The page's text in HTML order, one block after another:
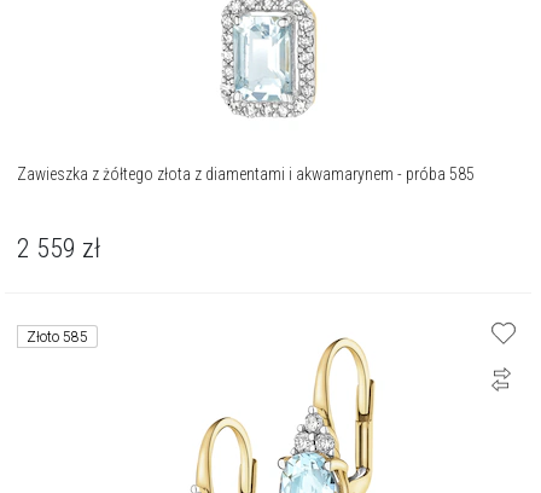
Zawieszka z żółtego złota z diamentami i akwamarynem - próba 585
2 559 zł
Złoto 585